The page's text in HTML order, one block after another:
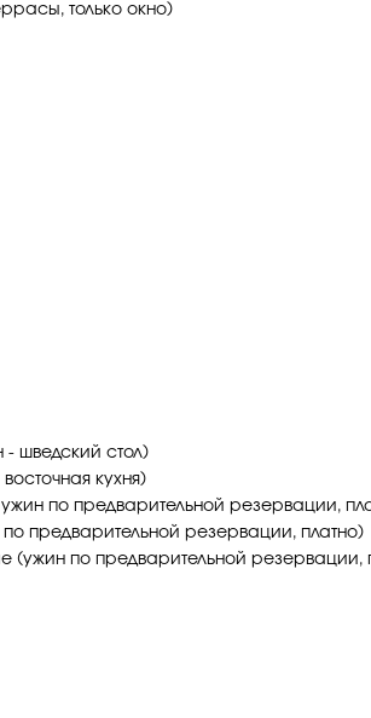
только окно)
- шведский стол)
кухня)
по предварительной резервации,
предварительной резервации, платно)
по предварительной резервации,